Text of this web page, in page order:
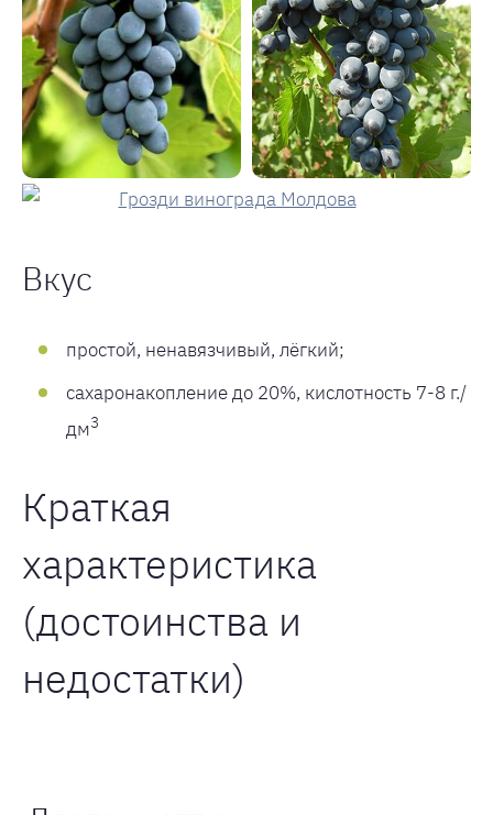
Вкус
простой, ненавязчивый, лёгкий;
сахаронакопление до 20%, кислотность 7-8 г./
дм3
Краткая
характеристика
(достоинства и
недостатки)